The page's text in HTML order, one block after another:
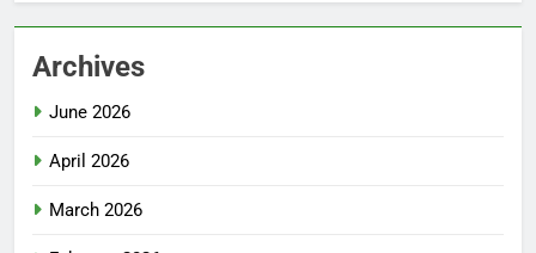
Archives
June 2026
April 2026
March 2026